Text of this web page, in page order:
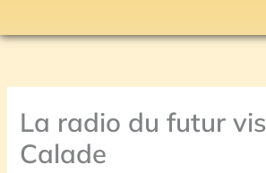
La radio du futur
Calade